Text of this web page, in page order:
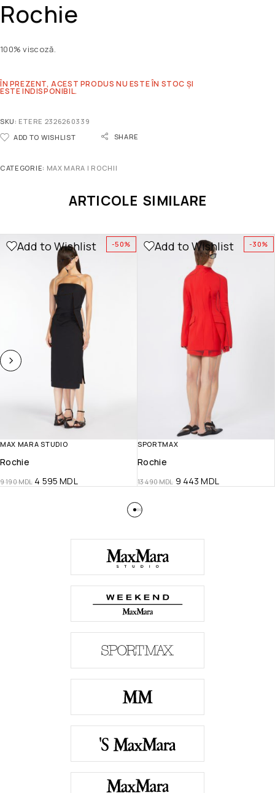
Rochie
100% viscoză.
ÎN PREZENT, ACEST PRODUS NU ESTE ÎN STOC ȘI
ESTE INDISPONIBIL.
SKU: ETERE 2326260339
ADD TO WISHLIST
SHARE
CATEGORIE: MAX MARA | ROCHII
ARTICOLE SIMILARE
-50%
Add to Wishlist
MAX MARA STUDIO
Rochie
9 190MDL 4 595MDL
-30%
Add to Wishlist
SPORTMAX
Rochie
13 490MDL 9 443MDL